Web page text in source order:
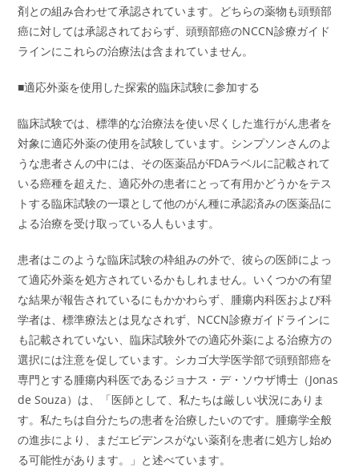
剤との組み合わせて承認されています。どちらの薬物も頭頸部
癌に対しては承認されておらず、頭頸部癌のNCCN診療ガイド
ラインにこれらの治療法は含まれていません。
■適応外薬を使用した探索的臨床試験に参加する
臨床試験では、標準的な治療法を使い尽くした進行がん患者を
対象に適応外薬の使用を試験しています。シンプソンさんのよ
うな患者さんの中には、その医薬品がFDAラベルに記載されて
いる癌種を超えた、適応外の患者にとって有用かどうかをテス
トする臨床試験の一環として他のがん種に承認済みの医薬品に
よる治療を受け取っている人もいます。
患者はこのような臨床試験の枠組みの外で、彼らの医師によっ
て適応外薬を処方されているかもしれません。いくつかの有望
な結果が報告されているにもかかわらず、腫瘍内科医および科
学者は、標準療法とは見なされず、NCCN診療ガイドラインに
も記載されていない、臨床試験外での適応外薬による治療方の
選択には注意を促しています。シカゴ大学医学部で頭頸部癌を
専門とする腫瘍内科医であるジョナス・デ・ソウザ博士（Jonas
de Souza）は、「医師として、私たちは厳しい状況にありま
す。私たちは自分たちの患者を治療したいのです。腫瘍学全般
の進歩により、まだエビデンスがない薬剤を患者に処方し始め
る可能性があります。」と述べています。